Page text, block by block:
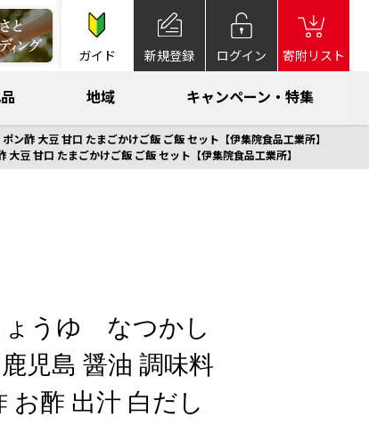
ガイド 新規登録 ログイン 寄附リスト
地域 キャンペーン・特集
酢 大豆 甘口 たまごかけご飯 ご飯 セット【伊集院食品工業所】
豆 甘口 たまごかけご飯 ご飯 セット【伊集院食品工業所】
ょうゆ なつかし
児島 醤油 調味料
お酢 出汁 白だし